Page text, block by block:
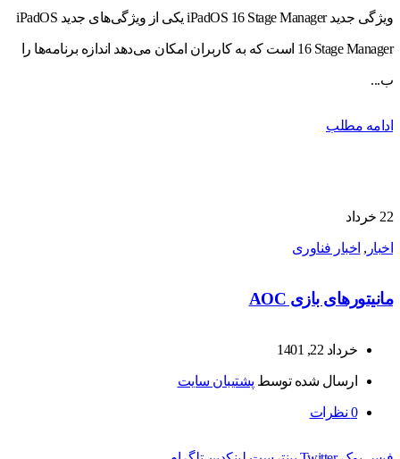
ویژگی‌ جدید iPadOS 16 Stage Manager یکی از ویژگی‌های جدید iPadOS
16 Stage Manager است که به کاربران امکان می‌دهد اندازه برنامه‌ها را
ب...
ادامه مطلب
22 خرداد
اخبار , اخبار فناوری
مانیتورهای بازی AOC
خرداد 22, 1401
ارسال شده توسط پشتیبان سایت
0 نظرات